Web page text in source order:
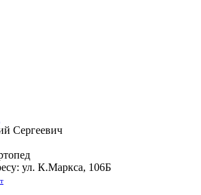
Сергеевич
ул. К.Маркса, 106Б